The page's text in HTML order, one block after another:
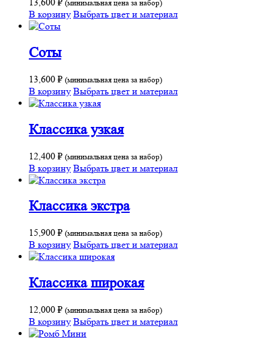
(минимальная цена за набор)
В корзину Выбрать цвет и материал
Соты
13,600 ₽ (минимальная цена за набор)
В корзину Выбрать цвет и материал
Классика узкая
12,400 ₽ (минимальная цена за набор)
В корзину Выбрать цвет и материал
Классика экстра
15,900 ₽ (минимальная цена за набор)
В корзину Выбрать цвет и материал
Классика широкая
12,000 ₽ (минимальная цена за набор)
В корзину Выбрать цвет и материал